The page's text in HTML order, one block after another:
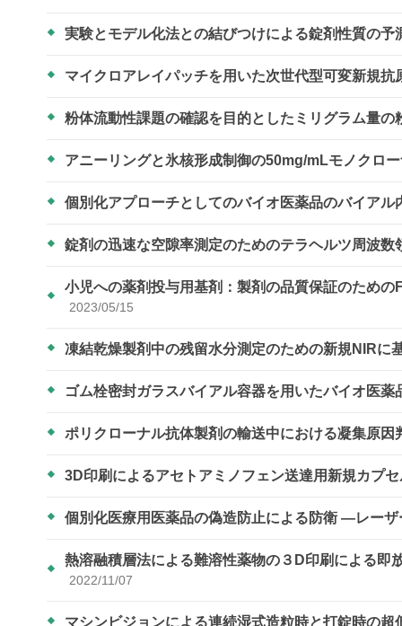
実験とモデル化法との結びつけによる錠剤性質の予
マイクロアレイパッチを用いた次世代型可変新規
粉体流動性課題の確認を目的としたミリグラム量
アニーリングと氷核形成制御の50mg/mLモノクロ
個別化アプローチとしてのバイオ医薬品のバイア
錠剤の迅速な空隙率測定のためのテラヘルツ周波数
小児への薬剤投与用基剤：製剤の品質保証のため
2023/05/15
凍結乾燥製剤中の残留水分測定のための新規NIRに
ゴム栓密封ガラスバイアル容器を用いたバイオ医
ポリクローナル抗体製剤の輸送中における凝集原
3D印刷によるアセトアミノフェン送達用新規カプ
個別化医療用医薬品の偽造防止による防衛 ―レー
熱溶融積層法による難溶性薬物の３D印刷による即
2022/11/07
マシンビジョンによる連続湿式造粒時と打錠時の